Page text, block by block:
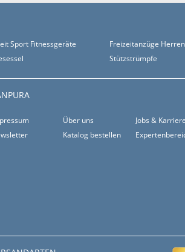
Sport Fitnessgeräte Freizeitanzüge Herren
Stützstrümpfe
Über uns
Jobs & Karriere
Katalog bestellen